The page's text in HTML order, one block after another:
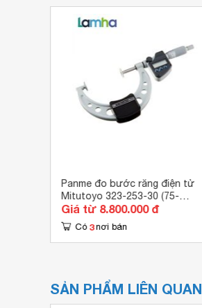
Panme đo bước răng điện tử
Mitutoyo 323-253-30 (75-
100mm)
Giá từ 8.800.000 đ
Có 3 nơi bán
SẢN PHẨM LIÊN QUAN